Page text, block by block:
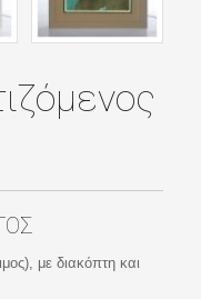
με διακόπτη και